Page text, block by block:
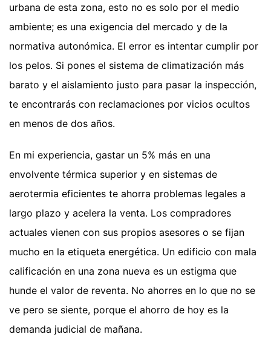
urbana de esta zona, esto no es solo por el medio
ambiente; es una exigencia del mercado y de la
normativa autonómica. El error es intentar cumplir por
los pelos. Si pones el sistema de climatización más
barato y el aislamiento justo para pasar la inspección,
te encontrarás con reclamaciones por vicios ocultos
en menos de dos años.
En mi experiencia, gastar un 5% más en una
envolvente térmica superior y en sistemas de
aerotermia eficientes te ahorra problemas legales a
largo plazo y acelera la venta. Los compradores
actuales vienen con sus propios asesores o se fijan
mucho en la etiqueta energética. Un edificio con mala
calificación en una zona nueva es un estigma que
hunde el valor de reventa. No ahorres en lo que no se
ve pero se siente, porque el ahorro de hoy es la
demanda judicial de mañana.